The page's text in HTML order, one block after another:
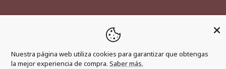
MÁS INFORMACIÓN
Hazte afiliado
Nuestra página web utiliza cookies para garantizar que obtengas
la mejor experiencia de compra. Saber más.